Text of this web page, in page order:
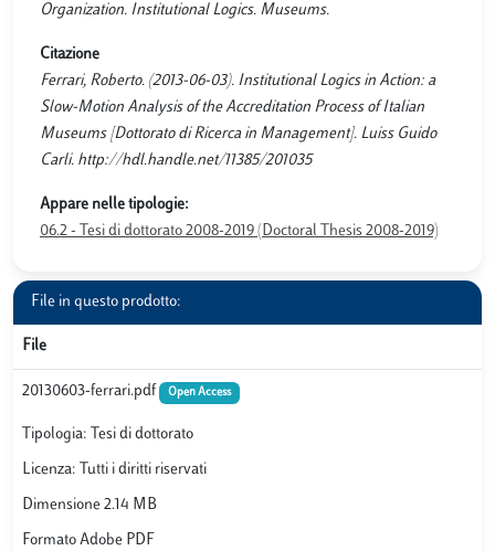
Organization. Institutional Logics. Museums.
Citazione
Ferrari, Roberto. (2013-06-03). Institutional Logics in Action: a
Slow-Motion Analysis of the Accreditation Process of Italian
Museums [Dottorato di Ricerca in Management]. Luiss Guido
Carli. http://hdl.handle.net/11385/201035
Appare nelle tipologie:
06.2 - Tesi di dottorato 2008-2019 (Doctoral Thesis 2008-2019)
File in questo prodotto:
File
20130603-ferrari.pdf Open Access
Tipologia: Tesi di dottorato
Licenza: Tutti i diritti riservati
Dimensione 2.14 MB
Formato Adobe PDF